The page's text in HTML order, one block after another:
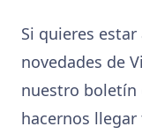
Si quieres
novedades de
nuestro boletín
hacernos